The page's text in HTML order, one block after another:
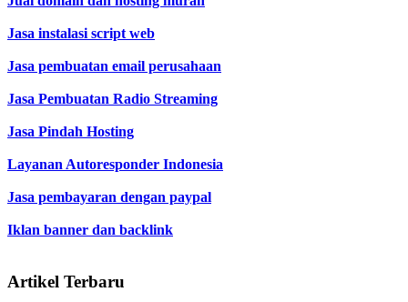
Jasa instalasi script web
Jasa pembuatan email perusahaan
Jasa Pembuatan Radio Streaming
Jasa Pindah Hosting
Layanan Autoresponder Indonesia
Jasa pembayaran dengan paypal
Iklan banner dan backlink
Artikel Terbaru